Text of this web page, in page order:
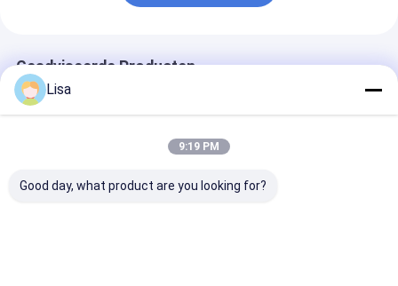
Geadviseerde Producten
Lisa
9:19 PM
Good day, what product are you looking for?